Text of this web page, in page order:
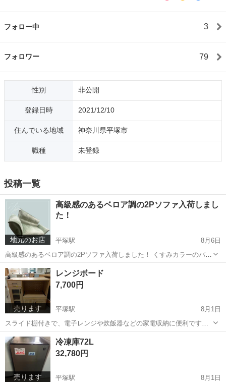
フォロー中 3
フォロワー 79
性別 非公開
登録日時 2021/12/10
住んでいる地域 神奈川県平塚市
職種 未登録
投稿一覧
地元のお店
高級感のあるベロア調の2Pソファ入荷しまし
た！
平塚駅
8月6日
高級感のあるベロア調の2Pソファ入荷しました！ くすみカラーのパス
テルグリーンでおしゃれです！ ￥8,800 フジシロリサイクル平塚店
神奈川 平塚市 平塚駅 リサイクルショップ
売ります
レンジボード
7,700円
平塚駅
8月1日
スライド棚付きで、電子レンジや炊飯器などの家電収納に便利です。
サイズ:W88×D40×H82 フジシロリサイクル平塚店でお待ちしておりま
す。
神奈川 平塚市 平塚駅
売ります
冷凍庫72L
32,780円
平塚駅
8月1日